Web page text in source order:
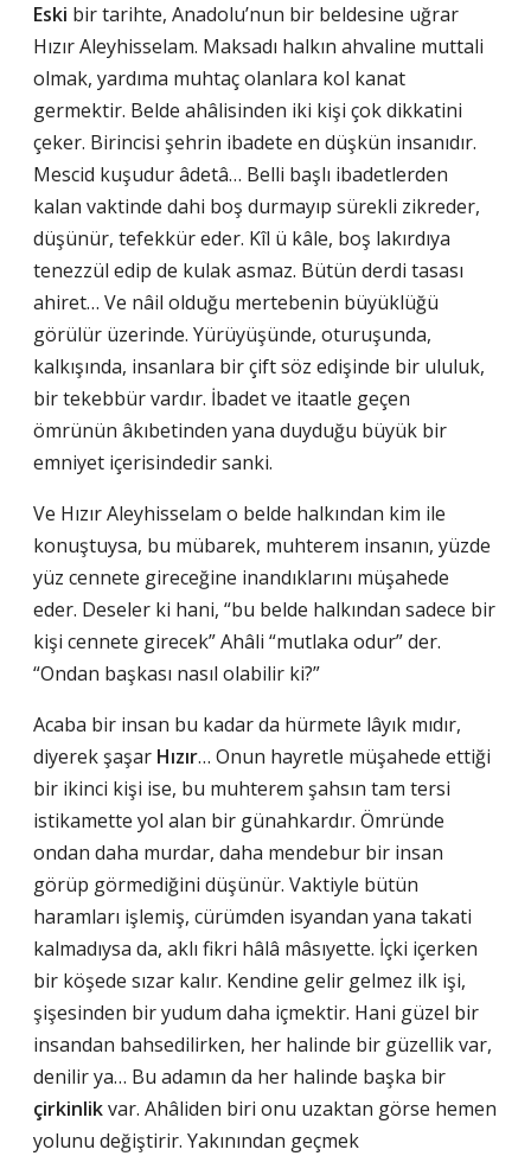
Eski bir tarihte, Anadolu’nun bir beldesine uğrar
Hızır Aleyhisselam. Maksadı halkın ahvaline muttali
olmak, yardıma muhtaç olanlara kol kanat
germektir. Belde ahâlisinden iki kişi çok dikkatini
çeker. Birincisi şehrin ibadete en düşkün insanıdır.
Mescid kuşudur âdetâ… Belli başlı ibadetlerden
kalan vaktinde dahi boş durmayıp sürekli zikreder,
düşünür, tefekkür eder. Kîl ü kâle, boş lakırdıya
tenezzül edip de kulak asmaz. Bütün derdi tasası
ahiret… Ve nâil olduğu mertebenin büyüklüğü
görülür üzerinde. Yürüyüşünde, oturuşunda,
kalkışında, insanlara bir çift söz edişinde bir ululuk,
bir tekebbür vardır. İbadet ve itaatle geçen
ömrünün âkıbetinden yana duyduğu büyük bir
emniyet içerisindedir sanki.
Ve Hızır Aleyhisselam o belde halkından kim ile
konuştuysa, bu mübarek, muhterem insanın, yüzde
yüz cennete gireceğine inandıklarını müşahede
eder. Deseler ki hani, “bu belde halkından sadece bir
kişi cennete girecek” Ahâli “mutlaka odur” der.
“Ondan başkası nasıl olabilir ki?”
Acaba bir insan bu kadar da hürmete lâyık mıdır,
diyerek şaşar Hızır… Onun hayretle müşahede ettiği
bir ikinci kişi ise, bu muhterem şahsın tam tersi
istikamette yol alan bir günahkardır. Ömründe
ondan daha murdar, daha mendebur bir insan
görüp görmediğini düşünür. Vaktiyle bütün
haramları işlemiş, cürümden isyandan yana takati
kalmadıysa da, aklı fikri hâlâ mâsıyette. İçki içerken
bir köşede sızar kalır. Kendine gelir gelmez ilk işi,
şişesinden bir yudum daha içmektir. Hani güzel bir
insandan bahsedilirken, her halinde bir güzellik var,
denilir ya… Bu adamın da her halinde başka bir
çirkinlikvar. Ahâliden biri onu uzaktan görse hemen
yolunu değiştirir. Yakınından geçmek